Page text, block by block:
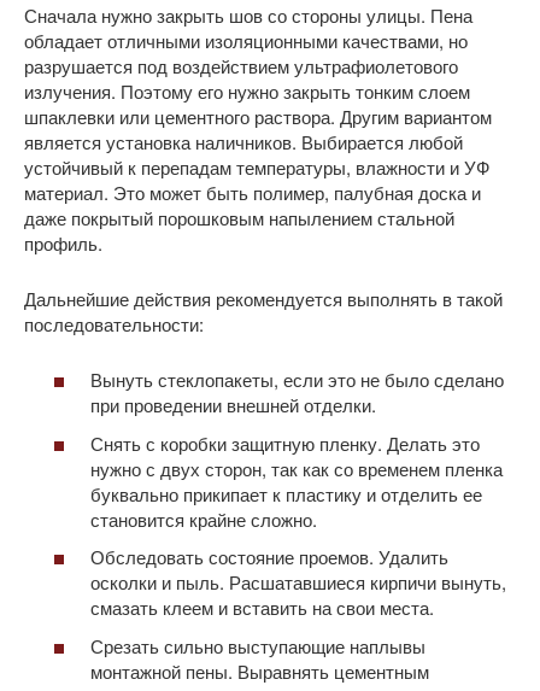
Сначала нужно закрыть шов со стороны улицы. Пена
обладает отличными изоляционными качествами, но
разрушается под воздействием ультрафиолетового
излучения. Поэтому его нужно закрыть тонким слоем
шпаклевки или цементного раствора. Другим вариантом
является установка наличников. Выбирается любой
устойчивый к перепадам температуры, влажности и УФ
материал. Это может быть полимер, палубная доска и
даже покрытый порошковым напылением стальной
профиль.
Дальнейшие действия рекомендуется выполнять в такой
последовательности:
Вынуть стеклопакеты, если это не было сделано
при проведении внешней отделки.
Снять с коробки защитную пленку. Делать это
нужно с двух сторон, так как со временем пленка
буквально прикипает к пластику и отделить ее
становится крайне сложно.
Обследовать состояние проемов. Удалить
осколки и пыль. Расшатавшиеся кирпичи вынуть,
смазать клеем и вставить на свои места.
Срезать сильно выступающие наплывы
монтажной пены. Выравнять цементным